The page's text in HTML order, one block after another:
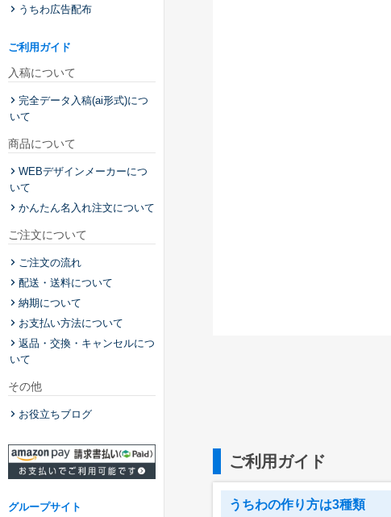
ご利用ガイド
うちわの作り方は3種類
うちわ広告配布
ご利用ガイド
入稿について
完全データ入稿(ai形式)につ
いて
商品について
WEBデザインメーカーにつ
いて
かんたん名入れ注文について
ご注文について
ご注文の流れ
配送・送料について
納期について
お支払い方法について
返品・交換・キャンセルにつ
いて
その他
お役立ちブログ
グループサイト